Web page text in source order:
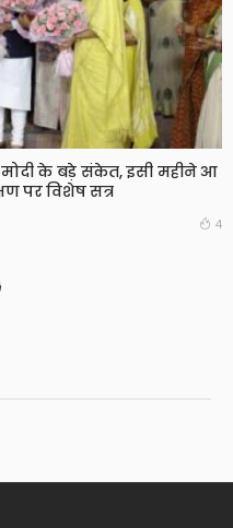
मोदी के बड़े संकेत, इसी महीने आ
पर विशेष सत्र
4